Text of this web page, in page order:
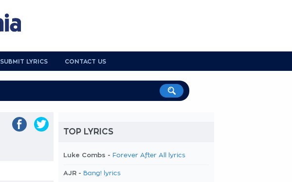
SUBMIT LYRICS CONTACT US
TOP LYRICS
Luke Combs - Forever After All lyrics
AJR - Bang! lyrics